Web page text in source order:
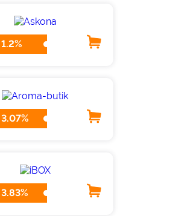
1.2%
3.07%
3.83%